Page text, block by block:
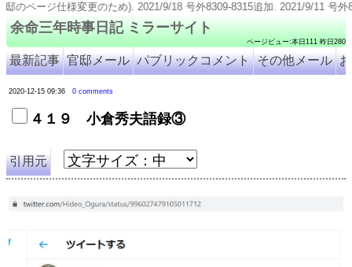
余命三年時事日記 ミラーサイト
ページビュー:本日111 昨日280
最新記事 官邸メール パブリックコメント その他メール
2020-12-15 09:36 0 comments
４１９ 小倉秀夫語録③
引用元
様変更のため). 2021/9/18 号外8309-8315追加. 2021/9/11 号外8316追